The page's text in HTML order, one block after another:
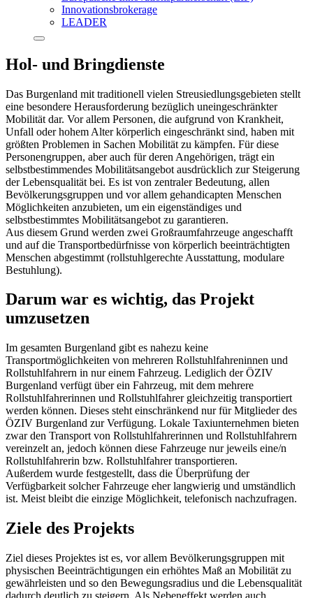
Innovationsbrokerage
LEADER
Hol- und Bringdienste
Das Burgenland mit traditionell vielen Streusiedlungsgebieten stellt
eine besondere Herausforderung bezüglich uneingeschränkter
Mobilität dar. Vor allem Personen, die aufgrund von Krankheit,
Unfall oder hohem Alter körperlich eingeschränkt sind, haben mit
größten Problemen in Sachen Mobilität zu kämpfen. Für diese
Personengruppen, aber auch für deren Angehörigen, trägt ein
selbstbestimmendes Mobilitätsangebot ausdrücklich zur Steigerung
der Lebensqualität bei. Es ist von zentraler Bedeutung, allen
Bevölkerungsgruppen und vor allem gehandicapten Menschen
Möglichkeiten anzubieten, um ein eigenständiges und
selbstbestimmtes Mobilitätsangebot zu garantieren.
Aus diesem Grund werden zwei Großraumfahrzeuge angeschafft
und auf die Transportbedürfnisse von körperlich beeinträchtigten
Menschen abgestimmt (rollstuhlgerechte Ausstattung, modulare
Bestuhlung).
Darum war es wichtig, das Projekt
umzusetzen
Im gesamten Burgenland gibt es nahezu keine
Transportmöglichkeiten von mehreren Rollstuhlfahreninnen und
Rollstuhlfahrern in nur einem Fahrzeug. Lediglich der ÖZIV
Burgenland verfügt über ein Fahrzeug, mit dem mehrere
Rollstuhlfahrerinnen und Rollstuhlfahrer gleichzeitig transportiert
werden können. Dieses steht einschränkend nur für Mitglieder des
ÖZIV Burgenland zur Verfügung. Lokale Taxiunternehmen bieten
zwar den Transport von Rollstuhlfahrerinnen und Rollstuhlfahrern
vereinzelt an, jedoch können diese Fahrzeuge nur jeweils eine/n
Rollstuhlfahrerin bzw. Rollstuhlfahrer transportieren.
Außerdem wurde festgestellt, dass die Überprüfung der
Verfügbarkeit solcher Fahrzeuge eher langwierig und umständlich
ist. Meist bleibt die einzige Möglichkeit, telefonisch nachzufragen.
Ziele des Projekts
Ziel dieses Projektes ist es, vor allem Bevölkerungsgruppen mit
physischen Beeinträchtigungen ein erhöhtes Maß an Mobilität zu
gewährleisten und so den Bewegungsradius und die Lebensqualität